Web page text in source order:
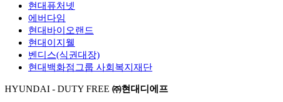
현대퓨처넷
에버다임
현대바이오랜드
현대이지웰
벤디스(식권대장)
현대백화점그룹 사회복지재단
HYUNDAI - DUTY FREE ㈜현대디에프